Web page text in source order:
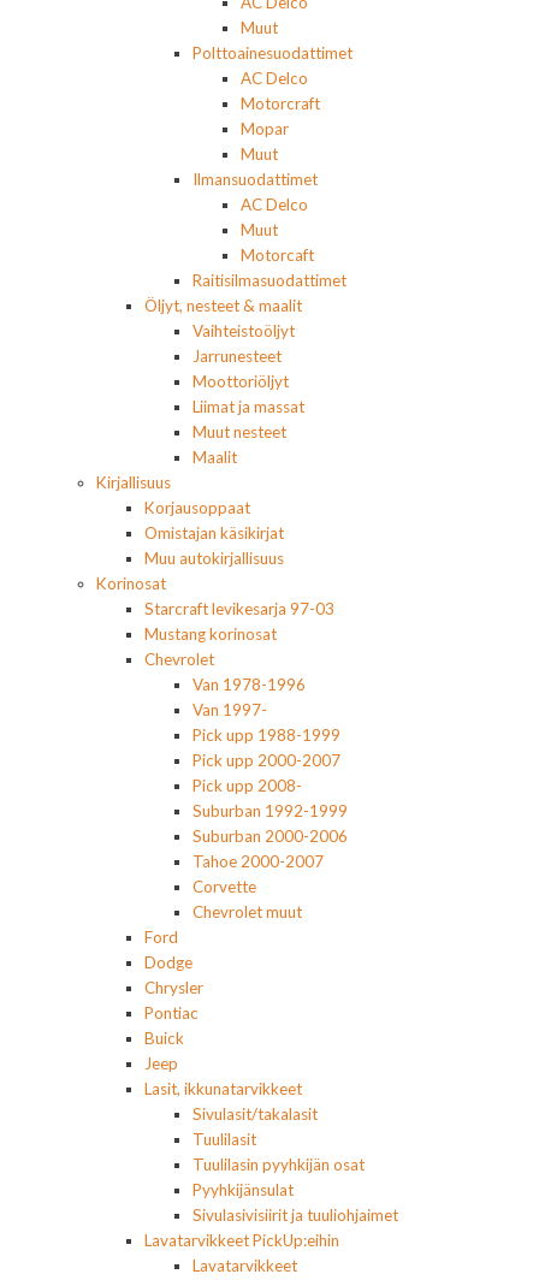
Muut
Polttoainesuodattimet
AC Delco
Motorcraft
Mopar
Muut
Ilmansuodattimet
AC Delco
Muut
Motorcaft
Raitisilmasuodattimet
Öljyt, nesteet & maalit
Vaihteistoöljyt
Jarrunesteet
Moottoriöljyt
Liimat ja massat
Muut nesteet
Maalit
Kirjallisuus
Korjausoppaat
Omistajan käsikirjat
Muu autokirjallisuus
Korinosat
Starcraft levikesarja 97-03
Mustang korinosat
Chevrolet
Van 1978-1996
Van 1997-
Pick upp 1988-1999
Pick upp 2000-2007
Pick upp 2008-
Suburban 1992-1999
Suburban 2000-2006
Tahoe 2000-2007
Corvette
Chevrolet muut
Ford
Dodge
Chrysler
Pontiac
Buick
Jeep
Lasit, ikkunatarvikkeet
Sivulasit/takalasit
Tuulilasit
Tuulilasin pyyhkijän osat
Pyyhkijänsulat
Sivulasivisiirit ja tuuliohjaimet
Lavatarvikkeet PickUp:eihin
Lavatarvikkeet